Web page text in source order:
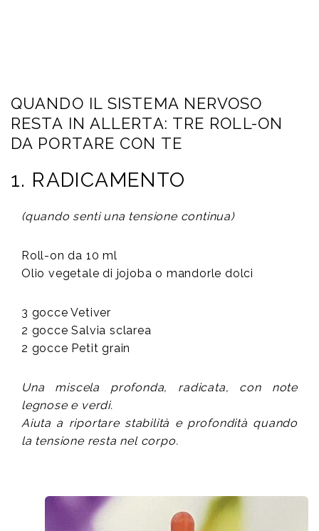
QUANDO IL SISTEMA NERVOSO
RESTA IN ALLERTA: TRE ROLL-ON
DA PORTARE CON TE
1. RADICAMENTO
(quando senti una tensione continua)
Roll-on da 10 ml
Olio vegetale di jojoba o mandorle dolci
3 gocce Vetiver
2 gocce Salvia sclarea
2 gocce Petit grain
Una miscela profonda, radicata, con note
legnose e verdi.
Aiuta a riportare stabilità e profondità quando
la tensione resta nel corpo.